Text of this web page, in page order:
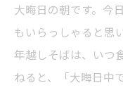
大晦日の朝です。今
もいらっしゃると思
年越しそばは、いつ
ねると、「大晦日中